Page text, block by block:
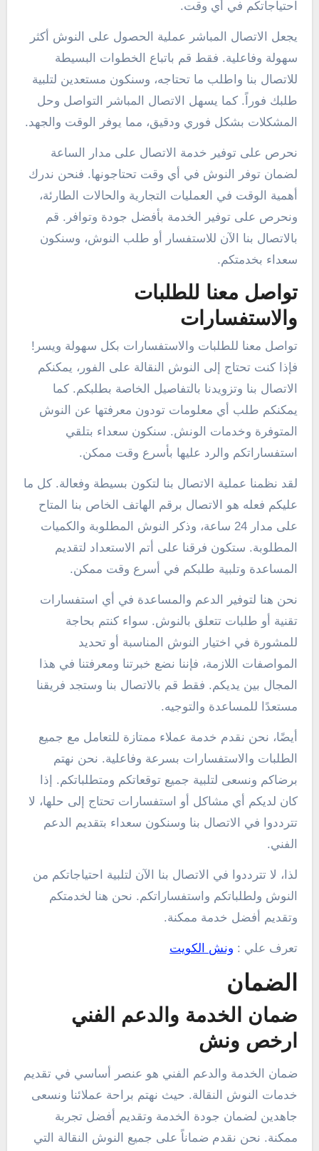
احتياجاتكم في أي وقت.
يجعل الاتصال المباشر عملية الحصول على النوش أكثر
سهولة وفاعلية. فقط قم باتباع الخطوات البسيطة
للاتصال بنا واطلب ما تحتاجه، وسنكون مستعدين لتلبية
طلبك فوراً. كما يسهل الاتصال المباشر التواصل وحل
المشكلات بشكل فوري ودقيق، مما يوفر الوقت والجهد.
نحرص على توفير خدمة الاتصال على مدار الساعة
لضمان توفر النوش في أي وقت تحتاجونها. فنحن ندرك
أهمية الوقت في العمليات التجارية والحالات الطارئة،
ونحرص على توفير الخدمة بأفضل جودة وتوافر. قم
بالاتصال بنا الآن للاستفسار أو طلب النوش، وسنكون
سعداء بخدمتكم.
تواصل معنا للطلبات
والاستفسارات
تواصل معنا للطلبات والاستفسارات بكل سهولة ويسر!
فإذا كنت تحتاج إلى النوش النقالة على الفور، يمكنكم
الاتصال بنا وتزويدنا بالتفاصيل الخاصة بطلبكم. كما
يمكنكم طلب أي معلومات تودون معرفتها عن النوش
المتوفرة وخدمات الونش. سنكون سعداء بتلقي
استفساراتكم والرد عليها بأسرع وقت ممكن.
لقد نظمنا عملية الاتصال بنا لتكون بسيطة وفعالة. كل ما
عليكم فعله هو الاتصال برقم الهاتف الخاص بنا المتاح
على مدار 24 ساعة، وذكر النوش المطلوبة والكميات
المطلوبة. ستكون فرقنا على أتم الاستعداد لتقديم
المساعدة وتلبية طلبكم في أسرع وقت ممكن.
نحن هنا لتوفير الدعم والمساعدة في أي استفسارات
تقنية أو طلبات تتعلق بالنوش. سواء كنتم بحاجة
للمشورة في اختيار النوش المناسبة أو تحديد
المواصفات اللازمة، فإننا نضع خبرتنا ومعرفتنا في هذا
المجال بين يديكم. فقط قم بالاتصال بنا وستجد فريقنا
مستعدًا للمساعدة والتوجيه.
أيضًا، نحن نقدم خدمة عملاء ممتازة للتعامل مع جميع
الطلبات والاستفسارات بسرعة وفاعلية. نحن نهتم
برضاكم ونسعى لتلبية جميع توقعاتكم ومتطلباتكم. إذا
كان لديكم أي مشاكل أو استفسارات تحتاج إلى حلها، لا
تترددوا في الاتصال بنا وسنكون سعداء بتقديم الدعم
الفني.
لذا، لا تترددوا في الاتصال بنا الآن لتلبية احتياجاتكم من
النوش ولطلباتكم واستفساراتكم. نحن هنا لخدمتكم
وتقديم أفضل خدمة ممكنة.
تعرف علي : ونش الكويت
الضمان
ضمان الخدمة والدعم الفني
ارخص ونش
ضمان الخدمة والدعم الفني هو عنصر أساسي في تقديم
خدمات النوش النقالة. حيث نهتم براحة عملائنا ونسعى
جاهدين لضمان جودة الخدمة وتقديم أفضل تجربة
ممكنة. نحن نقدم ضماناً على جميع النوش النقالة التي